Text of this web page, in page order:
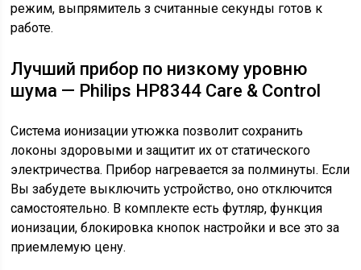
режим, выпрямитель з считанные секунды готов к
работе.
Лучший прибор по низкому уровню
шума — Philips HP8344 Care & Control
Система ионизации утюжка позволит сохранить
локоны здоровыми и защитит их от статического
электричества. Прибор нагревается за полминуты. Если
Вы забудете выключить устройство, оно отключится
самостоятельно. В комплекте есть футляр, функция
ионизации, блокировка кнопок настройки и все это за
приемлемую цену.